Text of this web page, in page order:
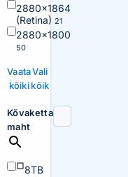
2880×1864
(Retina) 21
2880×1800
50
Vaata
kõiki
Vali
kõik
Kõvaketta
maht
8TB